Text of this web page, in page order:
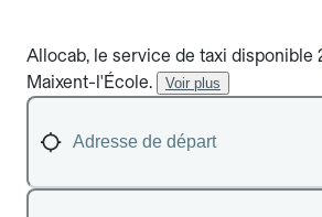
Allocab, le service de taxi disponible
Maixent-l'École.
Voir plus